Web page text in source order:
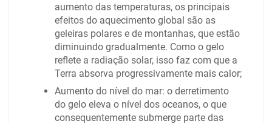
aumento das temperaturas, os principais
efeitos do aquecimento global são as
geleiras polares e de montanhas, que estão
diminuindo gradualmente. Como o gelo
reflete a radiação solar, isso faz com que a
Terra absorva progressivamente mais calor;
Aumento do nível do mar: o derretimento
do gelo eleva o nível dos oceanos, o que
consequentemente submerge parte das